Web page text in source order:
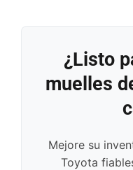
¿Listo
muelles
Mejore su
Toyota